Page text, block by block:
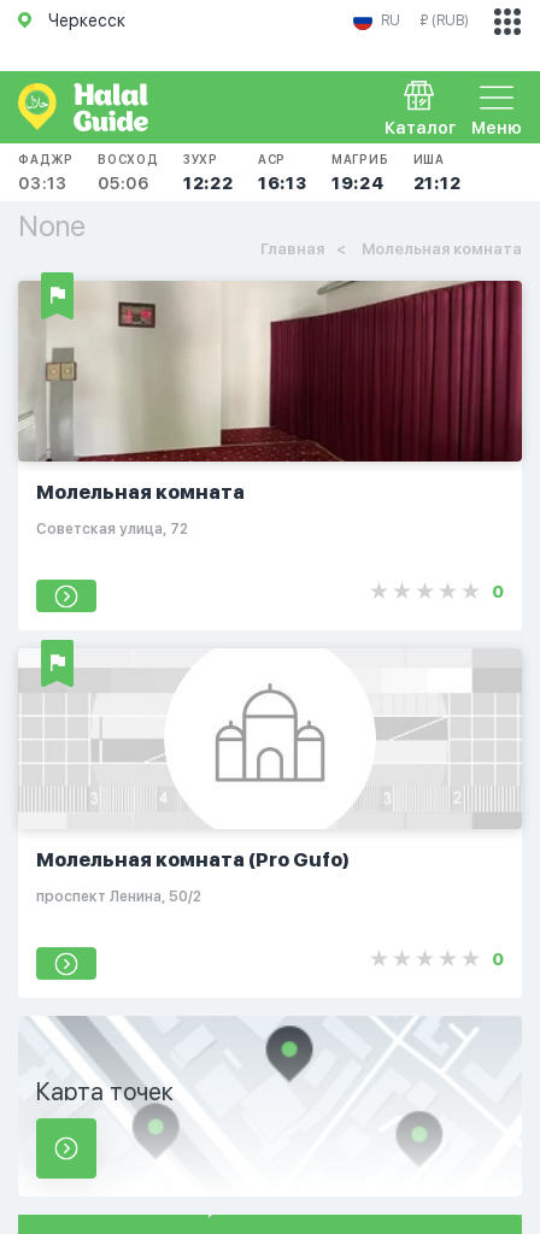
Черкесск RU ₽ (RUB)
Меню
Каталог
ФАДЖР
03:13
ВОСХОД
05:06
ЗУХР
12:22
АСР
16:13
МАГРИБ
19:24
ИША
21:12
None
Главная Молельная комната
Молельная комната
Советская улица, 72
0
Молельная комната (Pro Gufo)
проспект Ленина, 50/2
0
Карта точек